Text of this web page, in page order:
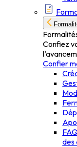
Confiez
Confier
des